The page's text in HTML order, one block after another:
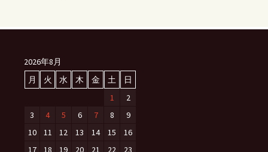
2026年8月
月
火 水 木 金 土
日
1
2
3
4 5 6 7 8
9
10
11 12 13 14 15
16
17
18 19 20 21 22
23